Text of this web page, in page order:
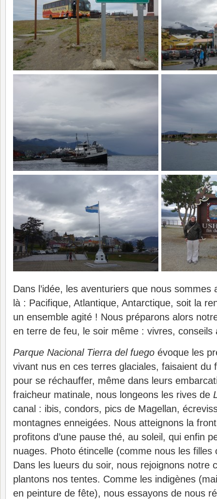
Dans l’idée, les aventuriers que nous
là : Pacifique, Atlantique, Antarctique, soit la
un ensemble agité ! Nous préparons alors
en terre de feu, le soir même : vivres, conseils
Parque Nacional Tierra del fuego évoque les
vivant nus en ces terres glaciales, faisaient du
pour se réchauffer, même dans leurs
fraicheur matinale, nous longeons les rives de
canal : ibis, condors, pics de Magellan,
montagnes enneigées. Nous atteignons la
profitons d’une pause thé, au soleil, qui enfin
nuages. Photo étincelle (comme nous les filles
Dans les lueurs du soir, nous rejoignons notre
plantons nos tentes. Comme les indigènes
en peinture de fête), nous essayons de nous